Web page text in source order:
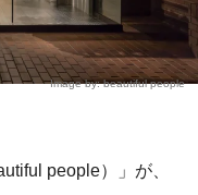
Image by: beautiful people
people）」が、